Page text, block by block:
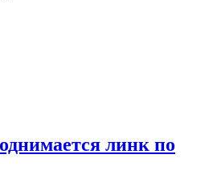
линк по